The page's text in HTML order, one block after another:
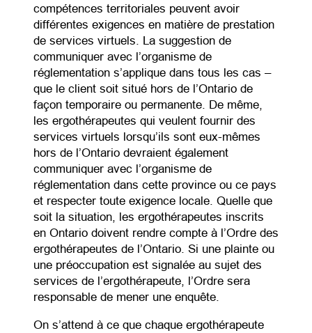
compétences territoriales peuvent avoir
différentes exigences en matière de prestation
de services virtuels. La suggestion de
communiquer avec l’organisme de
réglementation s’applique dans tous les cas –
que le client soit situé hors de l’Ontario de
façon temporaire ou permanente. De même,
les ergothérapeutes qui veulent fournir des
services virtuels lorsqu’ils sont eux-mêmes
hors de l’Ontario devraient également
communiquer avec l’organisme de
réglementation dans cette province ou ce pays
et respecter toute exigence locale. Quelle que
soit la situation, les ergothérapeutes inscrits
en Ontario doivent rendre compte à l’Ordre des
ergothérapeutes de l’Ontario. Si une plainte ou
une préoccupation est signalée au sujet des
services de l’ergothérapeute, l’Ordre sera
responsable de mener une enquête.
On s’attend à ce que chaque ergothérapeute